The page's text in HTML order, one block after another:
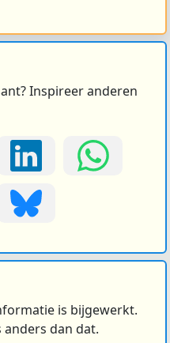
Inspireer anderen
is bijgewerkt.
anders dan dat.